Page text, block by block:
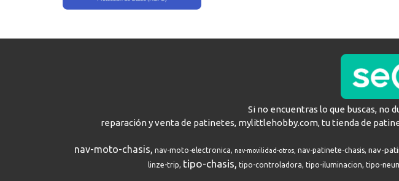
Si no encuentras lo que buscas, no
reparación y venta de patinetes, mylittlehobby.com, tu tienda de
nav-moto-chasis nav-moto-electronica nav-movilidad-otros nav-patinete-chasis nav-
linze-trip
tipo-chasis tipo-controladora tipo-iluminacion tipo-